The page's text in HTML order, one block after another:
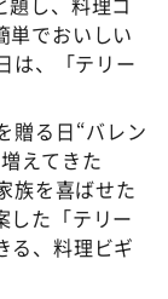
単でおいしい
は、「テリー
贈る日“バレン
えてきた
族を喜ばせた
した「テリー
る、料理ビギ